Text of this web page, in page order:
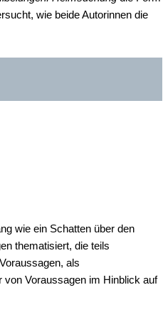
wie beide Autorinnen die
wie ein Schatten über den
thematisiert, die teils
als
von Voraussagen im Hinblick auf